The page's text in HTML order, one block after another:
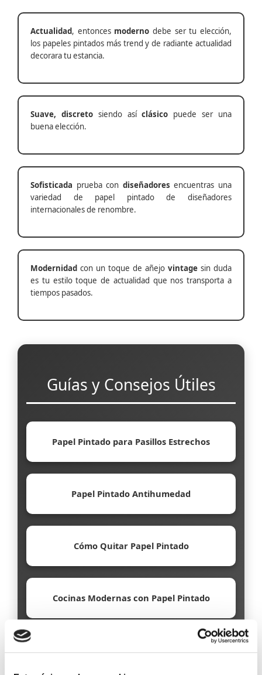
Actualidad, entonces moderno debe ser tu elección,
los papeles pintados más trend y de radiante actualidad
decorara tu estancia.
Suave, discretosiendo asíclásico puede ser una
buena elección.
Sofisticada prueba con diseñadores encuentras una
variedad de papel pintado de diseñadores
internacionales de renombre.
Modernidad con un toque de añejo vintage sin duda
es tu estilo toque de actualidad que nos transporta a
tiempos pasados.
Guías y Consejos Útiles
Papel Pintado para Pasillos Estrechos
Papel Pintado Antihumedad
Cómo Quitar Papel Pintado
Cocinas Modernas con Papel Pintado
Papel Pintado Ecológico